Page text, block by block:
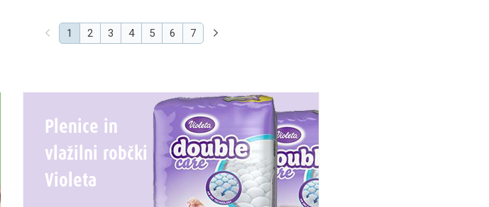
1 (current)
2 3 4 5 6 7
Plenice in
vlažilni robčki
Violeta